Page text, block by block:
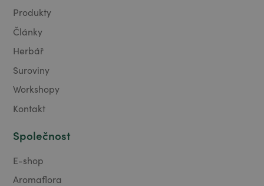
Produkty
Články
Herbář
Suroviny
Workshopy
Kontakt
Společnost
E-shop
Aromaflora